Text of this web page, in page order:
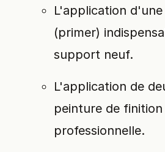
L'application
(primer)
support neuf.
L'application de
peinture de
professionnelle.